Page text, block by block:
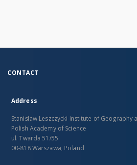
CONTACT
Address
Stanislaw Leszczycki Institute of Geography
Polish Academy of Science
ul. Twarda 51/55
00-818 Warszawa, Poland